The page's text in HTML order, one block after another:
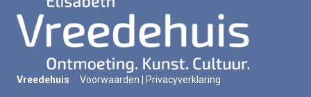
Vreedehuis Voorwaarden Privacyverklaring